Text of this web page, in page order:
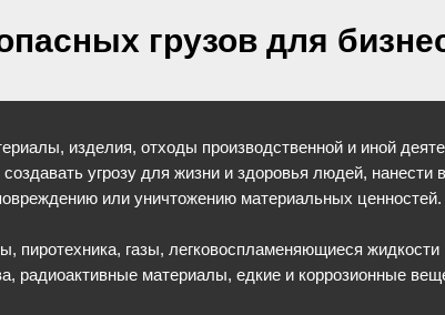
грузов для
изделия, отходы производственной и иной
создавать угрозу для жизни и здоровья людей,
или уничтожению материальных ценностей.
пиротехника, газы, легковоспламеняющиеся
радиоактивные материалы, едкие и коррозионные